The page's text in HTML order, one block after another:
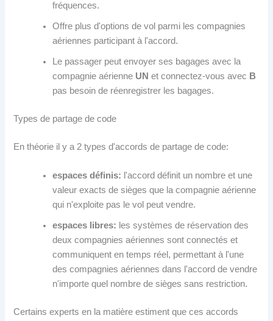
fréquences.
Offre plus d'options de vol parmi les compagnies
aériennes participant à l'accord.
Le passager peut envoyer ses bagages avec la
compagnie aérienne UNet connectez-vous avec B
pas besoin de réenregistrer les bagages.
Types de partage de code
En théorie il y a 2 types d'accords de partage de code:
espaces définis: l'accord définit un nombre et une
valeur exacts de sièges que la compagnie aérienne
qui n'exploite pas le vol peut vendre.
espaces libres: les systèmes de réservation des
deux compagnies aériennes sont connectés et
communiquent en temps réel, permettant à l'une
des compagnies aériennes dans l'accord de vendre
n'importe quel nombre de sièges sans restriction.
Certains experts en la matière estiment que ces accords